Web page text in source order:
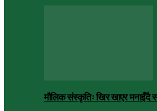
मौलिक संस्कृतिः खिर खाएर मनाइँदै